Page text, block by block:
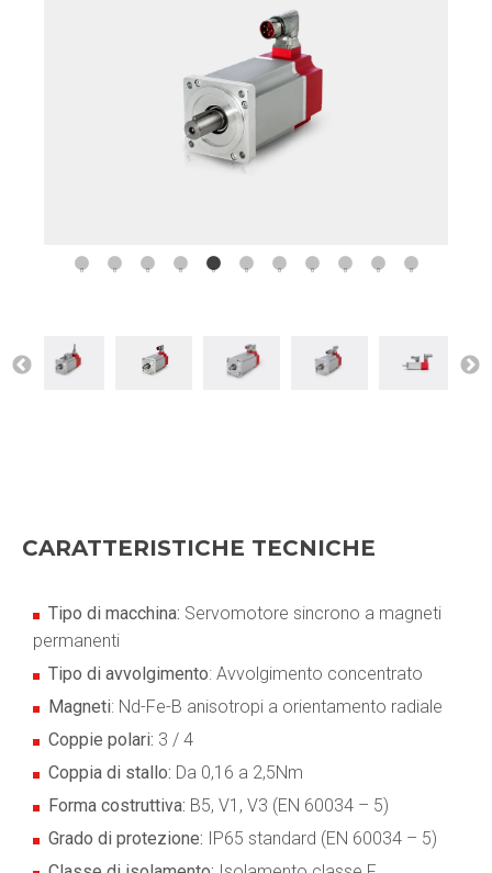
CARATTERISTICHE TECNICHE
Tipo di macchina: Servomotore sincrono a magneti
permanenti
Tipo di avvolgimento: Avvolgimento concentrato
Magneti: Nd-Fe-B anisotropi a orientamento radiale
Coppie polari: 3 / 4
Coppia di stallo: Da 0,16 a 2,5Nm
Forma costruttiva: B5, V1, V3 (EN 60034 – 5)
Grado di protezione: IP65 standard (EN 60034 – 5)